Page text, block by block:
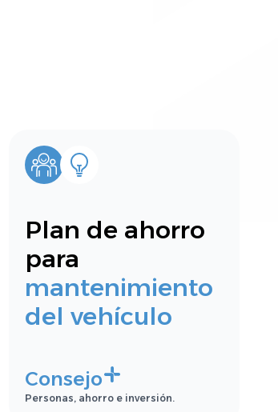
Plan de ahorro
para
mantenimiento
del vehículo
Consejo
Personas, ahorro e inversión.